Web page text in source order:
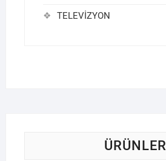
TELEVİZYON
ÜRÜNLER